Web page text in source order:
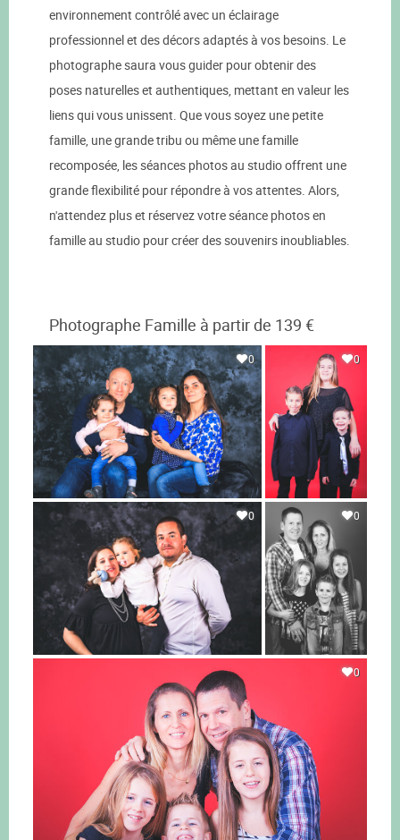
environnement contrôlé avec un éclairage
professionnel et des décors adaptés à vos besoins. Le
photographe saura vous guider pour obtenir des
poses naturelles et authentiques, mettant en valeur les
liens qui vous unissent. Que vous soyez une petite
famille, une grande tribu ou même une famille
recomposée, les séances photos au studio offrent une
grande flexibilité pour répondre à vos attentes. Alors,
n'attendez plus et réservez votre séance photos en
famille au studio pour créer des souvenirs inoubliables.
Photographe Famille à partir de 139 €
0 0
0 0
0